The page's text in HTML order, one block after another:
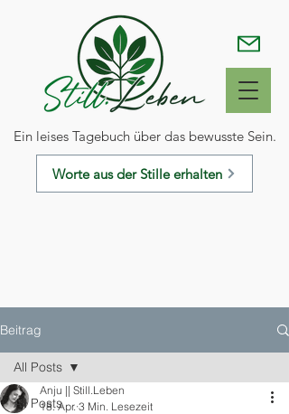
Ein leises Tagebuch über das bewusste Sein.
Worte aus der Stille erhalten
Beitrag
All Posts
All Posts
Anju || Still.Leben
18. Apr. 3 Min. Lesezeit